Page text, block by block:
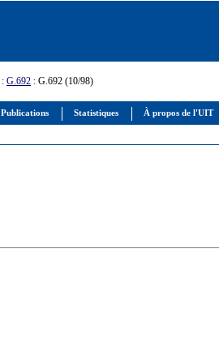
Publications Statistiques À propos de l'UIT
: G.692 : G.692 (10/98)